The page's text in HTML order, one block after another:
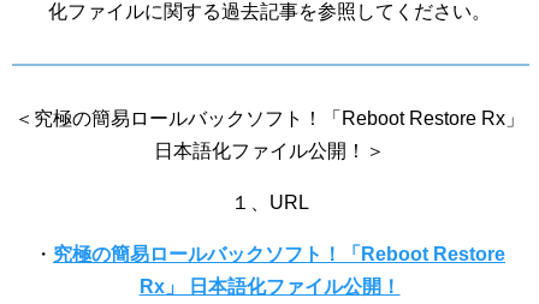
化ファイルに関する過去記事を参照してください。
＜究極の簡易ロールバックソフト！「Reboot Restore Rx」
日本語化ファイル公開！＞
１、URL
・ 究極の簡易ロールバックソフト！「Reboot Restore
Rx」 日本語化ファイル公開！